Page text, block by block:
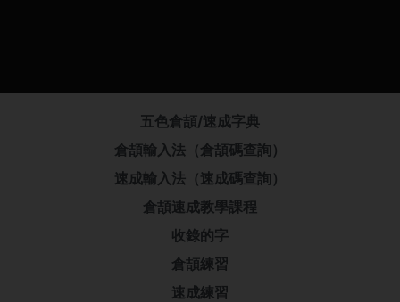
五色倉頡/速成字典
倉頡輸入法（倉頡碼查詢）
速成輸入法（速成碼查詢）
倉頡速成教學課程
收錄的字
倉頡練習
速成練習